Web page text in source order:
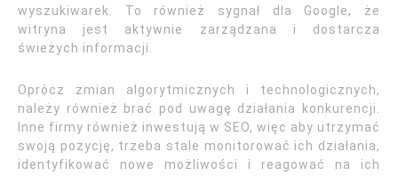
wyszukiwarek. To również sygnał dla Google, że
witryna jest aktywnie zarządzana i dostarcza
świeżych informacji.
Oprócz zmian algorytmicznych i technologicznych,
należy również brać pod uwagę działania konkurencji.
Inne firmy również inwestują w SEO, więc aby utrzymać
swoją pozycję, trzeba stale monitorować ich działania,
identyfikować nowe możliwości i reagować na ich